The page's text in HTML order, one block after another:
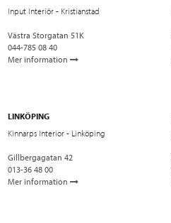
Input Interiör - Kristianstad
Västra Storgatan 51K
044-785 08 40
Mer information
LINKÖPING
Kinnarps Interior - Linköping
Gillbergagatan 42
013-36 48 00
Mer information